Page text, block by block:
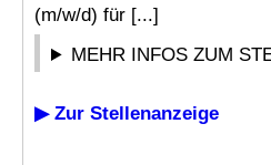
(m/w/d) für [...]
MEHR INFOS ZUM
▶ Zur Stellenanzeige